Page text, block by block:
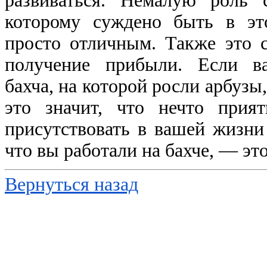
которому суждено быть в
просто отличным. Также это
получение прибыли. Если
бахча, на которой росли
это значит, что нечто
присутствовать в вашей
что вы работали на бахче, —
Вернуться назад